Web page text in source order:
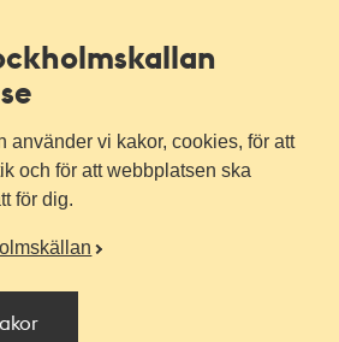
använder vi kakor, cookies, för att
och för att webbplatsen ska
för dig.